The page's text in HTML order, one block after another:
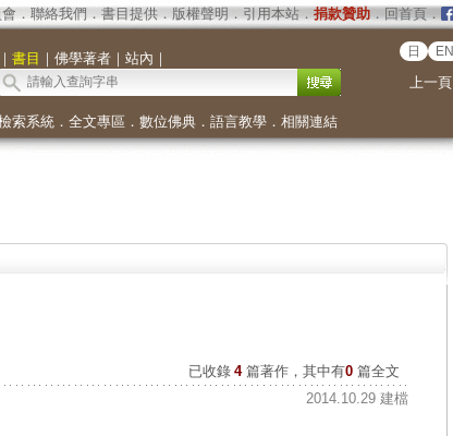
． 聯絡我們 ． 書目提供． 版權聲明 ． 引用本站． 捐款贊助．回首頁．
｜ 書目 ｜ 佛學著者｜ 站內 ｜ 日 EN
上一頁
索系統． 全文專區 ． 數位佛典． 語言教學． 相關連結
已收錄 4 篇著作，其中有0篇全文
2014.10.29 建檔